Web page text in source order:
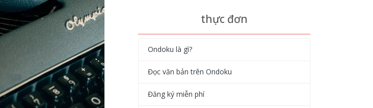
thực đơn
Ondoku là gì?
Đọc văn bản trên Ondoku
Đăng ký miễn phí